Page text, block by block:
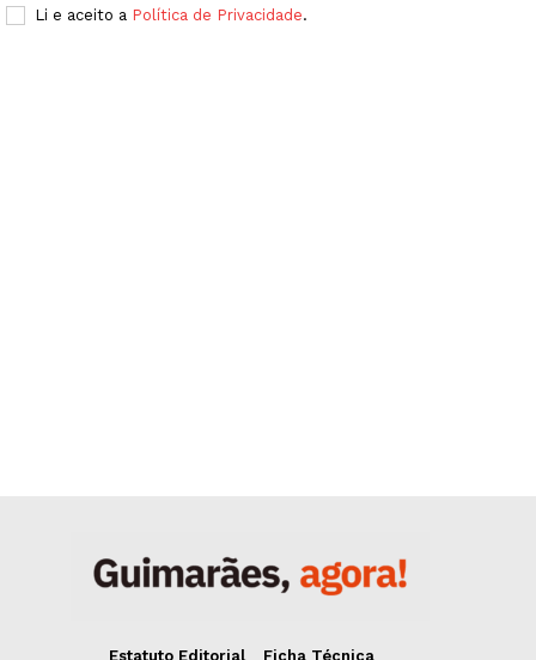
Grande Entrevista
Li e aceito a Política de Privacidade.
Estatuto Editorial
Ficha Técnica